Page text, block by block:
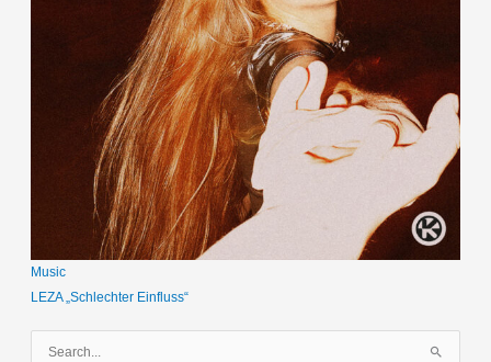
Music
LEZA „Schlechter Einfluss“